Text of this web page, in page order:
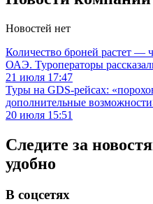
Новостей нет
Количество броней растет —
ОАЭ. Туроператоры
21 июля 17:47
Туры на GDS-рейсах:
дополнительные
20 июля 15:51
Следите за
удобно
В соцсетях